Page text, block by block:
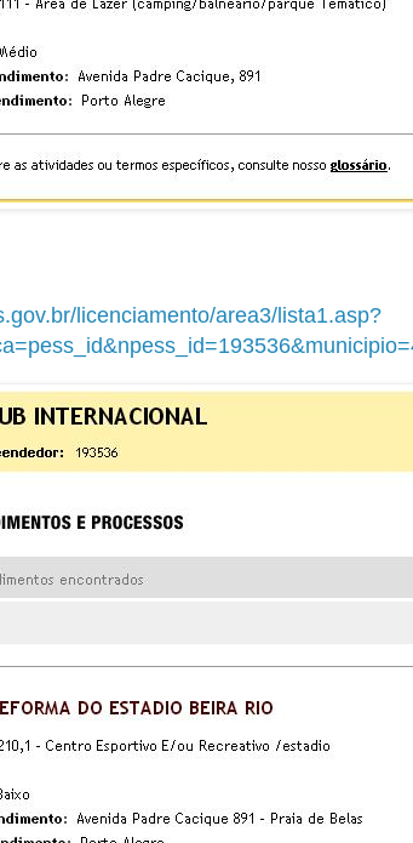
licenciamento/area3/lista1.asp?